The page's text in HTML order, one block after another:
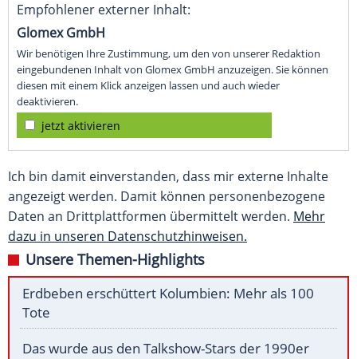
Empfohlener externer Inhalt:
Glomex GmbH
Wir benötigen Ihre Zustimmung, um den von unserer Redaktion
eingebundenen Inhalt von Glomex GmbH anzuzeigen. Sie können
diesen mit einem Klick anzeigen lassen und auch wieder
deaktivieren.
jetzt aktivieren
Ich bin damit einverstanden, dass mir externe Inhalte
angezeigt werden. Damit können personenbezogene
Daten an Drittplattformen übermittelt werden. Mehr
dazu in unseren Datenschutzhinweisen.
Unsere Themen-Highlights
Erdbeben erschüttert Kolumbien: Mehr als 100
Tote
Das wurde aus den Talkshow-Stars der 1990er